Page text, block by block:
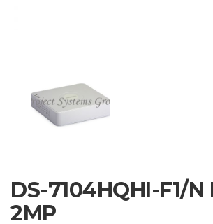
DS-7104HQHI-F1/N
2MP